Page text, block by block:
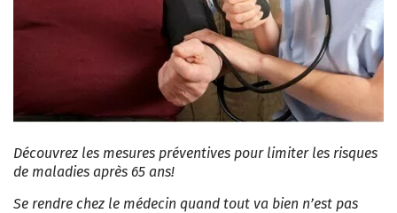
Découvrez les mesures préventives pour limiter les risques
de maladies après 65 ans!
Se rendre chez le médecin quand tout va bien n’est pas